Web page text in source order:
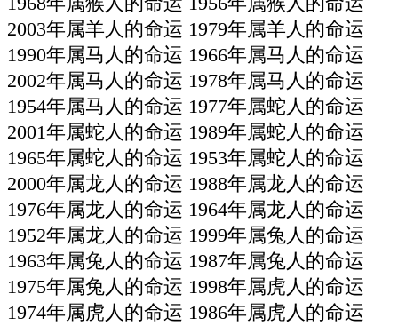
2003年属羊人的命运 1979年属羊人的命运
1990年属马人的命运 1966年属马人的命运
2002年属马人的命运 1978年属马人的命运
1954年属马人的命运 1977年属蛇人的命运
2001年属蛇人的命运 1989年属蛇人的命运
1965年属蛇人的命运 1953年属蛇人的命运
2000年属龙人的命运 1988年属龙人的命运
1976年属龙人的命运 1964年属龙人的命运
1952年属龙人的命运 1999年属兔人的命运
1963年属兔人的命运 1987年属兔人的命运
1975年属兔人的命运 1998年属虎人的命运
1974年属虎人的命运 1986年属虎人的命运